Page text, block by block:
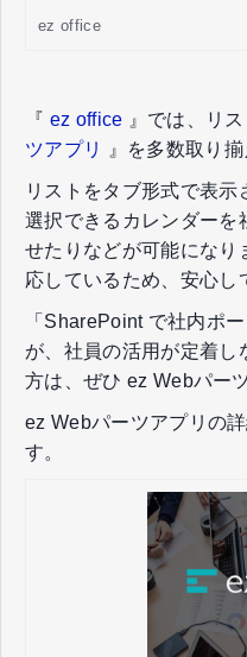
ez office
『 ez office 』では、リ
ツアプリ
』を多数取り揃
リストをタブ形式で表
選択できるカレンダーを
せたりなどが可能になり
応しているため、安心し
「SharePoint で社内ポ
が、社員の活用が定着し
方は、ぜひ ez Webパー
ez Webパーツアプリの
す。